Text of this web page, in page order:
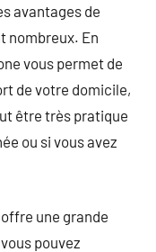
avantages de
nombreux. En
vous permet de
de votre domicile,
être très pratique
ou si vous avez
une grande
pouvez